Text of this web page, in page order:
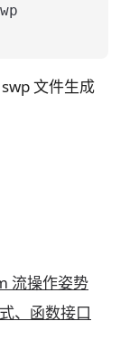
文件生成
流操作姿势
、函数接口